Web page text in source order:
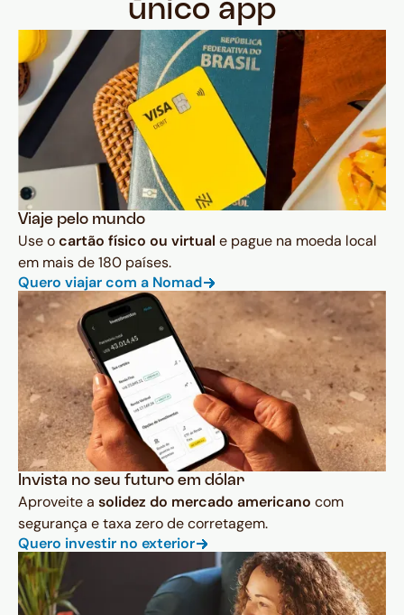
único app
Viaje pelo mundo
Use ocartão físico ou virtual e pague na moeda local
em mais de 180 países.
Quero viajar com a Nomad
Invista no seu futuro em dólar
Aproveite a solidez do mercado americano com
segurança e taxa zero de corretagem.
Quero investir no exterior